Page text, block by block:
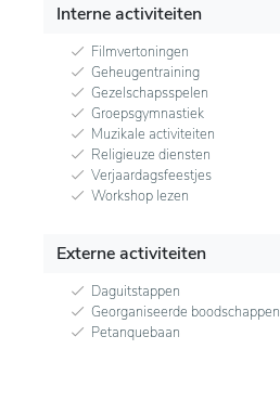
Interne activiteiten
Filmvertoningen
Geheugentraining
Gezelschapsspelen
Groepsgymnastiek
Muzikale activiteiten
Religieuze diensten
Verjaardagsfeestjes
Workshop lezen
Externe activiteiten
Daguitstappen
Georganiseerde boodschappen
Petanquebaan